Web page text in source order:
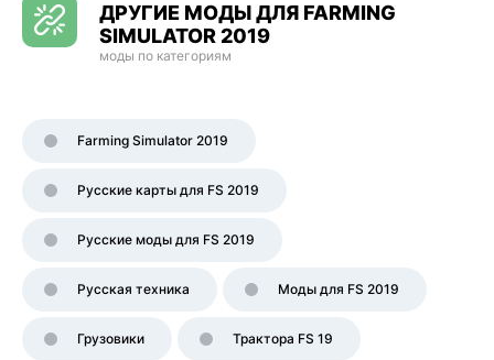
ДРУГИЕ МОДЫ ДЛЯ FARMING
SIMULATOR 2019
моды по категориям
Farming Simulator 2019
Русские карты для FS 2019
Русские моды для FS 2019
Русская техника Моды для FS 2019
Грузовики Трактора FS 19